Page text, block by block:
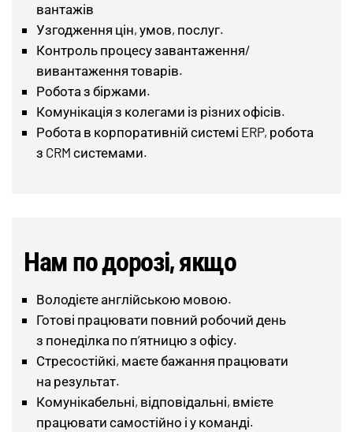
вантажів
Узгодження цін, умов, послуг.
Контроль процесу завантаження/
вивантаження товарів.
Робота з біржами.
Комунікація з колегами із різних офісів.
Робота в корпоративній системі ERP, робота
з CRM системами.
Нам по дорозі, якщо
Володієте англійською мовою.
Готові працювати повний робочий день
з понеділка по п’ятницю з офісу.
Стресостійкі, маєте бажання працювати
на результат.
Комунікабельні, відповідальні, вмієте
працювати самостійно і у команді.